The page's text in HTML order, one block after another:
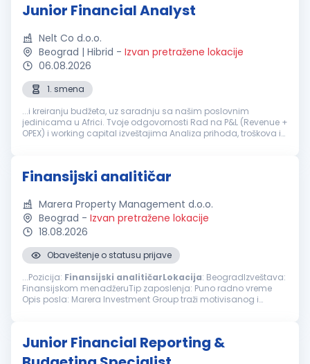
Junior Financial Analyst
Nelt Co d.o.o.
Beograd | Hibrid - Izvan pretražene lokacije
06.08.2026
1. smena
...i kreiranju budžeta, uz saradnju sa našim poslovnim
jedinicama u Africi. Tvoje odgovornosti Rad na P&L (Revenue +
OPEX) i working capital izveštajima Analiza prihoda, troškova i
Finansijski analitičar
Marera Property Management d.o.o.
Beograd - Izvan pretražene lokacije
18.08.2026
Obaveštenje o statusu prijave
...Pozicija: Finansijski analitičarLokacija: BeogradIzveštava:
Finansijskom menadžeruTip zaposlenja: Puno radno vreme
Opis posla: Marera Investment Group traži motivisanog i
Junior Financial Reporting &